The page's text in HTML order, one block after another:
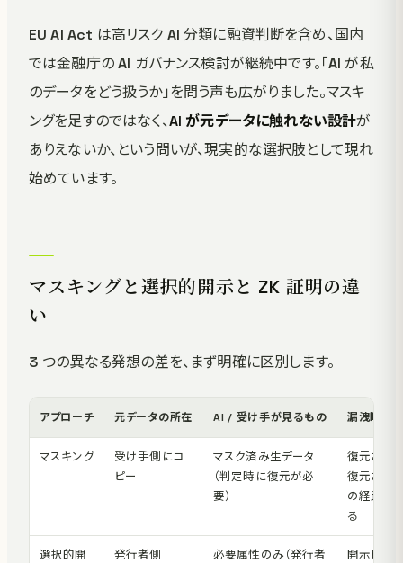
EU AI Act は高リスク AI 分類に融資判断を含め、国内
では金融庁の AI ガバナンス検討が継続中です。「AI が私
のデータをどう扱うか」を問う声も広がりました。マスキ
ングを足すのではなく、AI が元データに触れない設計が
ありえないか、という問いが、現実的な選択肢として現れ
始めています。
マスキングと選択的開示と ZK 証明の違
い
3 つの異なる発想の差を、まず明確に区別します。
アプローチ 元データの所在 AI / 受け手が見るもの 漏洩時の
マスキング
受け手側にコ
ピー
マスク済み生データ
（判定時に復元が必
要）
復元され
復元され
の経路で
る
選択的開 発行者側 必要属性のみ（発行者 開示した